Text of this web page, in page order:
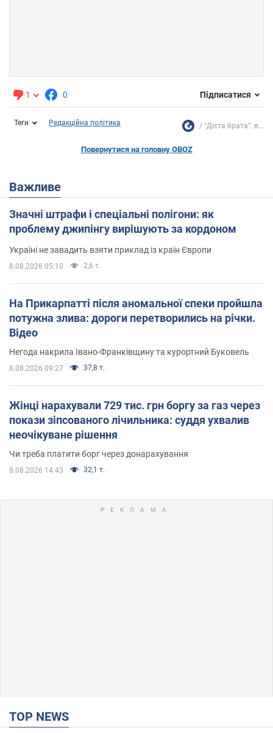
1 0 Підписатися
Теги Редакційна політика "Дієта брата": в...
Повернутися на головну OBOZ
Важливе
Значні штрафи і спеціальні полігони: як
проблему джипінгу вирішують за кордоном
Україні не завадить взяти приклад із країн Європи
8.08.2026 05:10 2,6 т.
На Прикарпатті після аномальної спеки пройшла
потужна злива: дороги перетворились на річки.
Відео
Негода накрила Івано-Франківщину та курортний Буковель
8.08.2026 09:27 37,8 т.
Жінці нарахували 729 тис. грн боргу за газ через
покази зіпсованого лічильника: суддя ухвалив
неочікуване рішення
Чи треба платити борг через донарахування
8.08.2026 14:43 32,1 т.
TOP NEWS